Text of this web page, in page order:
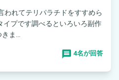
われてテリパラチドをすすめら
イプです調べるといろいろ副作
ま...
4名が回答